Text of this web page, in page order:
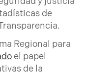
de
Regional para
el papel
de la